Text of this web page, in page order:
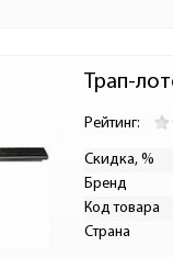
Трап-
Рейтинг:
Скидка, %
Бренд
Код товара
Страна